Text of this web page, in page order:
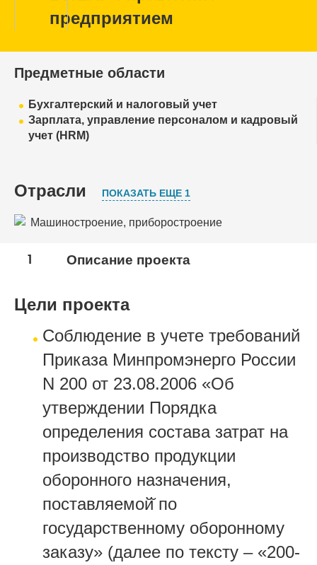
предприятием
Предметные области
Бухгалтерский и налоговый учет
Зарплата, управление персоналом и кадровый
учет (HRM)
Отрасли ПОКАЗАТЬ ЕЩЕ 1
Машиностроение, приборостроение
Оборонно-промышленный комплекс
1 Описание проекта
Цели проекта
Соблюдение в учете требований
Приказа Минпромэнерго России
N 200 от 23.08.2006 «Об
утверждении Порядка
определения состава затрат на
производство продукции
оборонного назначения,
поставляемой̆ по
государственному оборонному
заказу» (далее по тексту – «200-